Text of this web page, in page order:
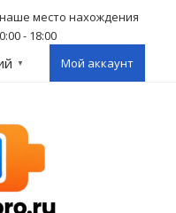
наше место нахождения
- 18:00
▼ Мой аккаунт